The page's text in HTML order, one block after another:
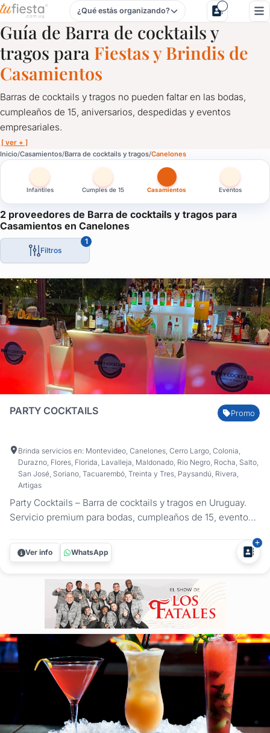
Barra de cocktails y tragos para Casamientos en Canelones
¿Qué estás organizando?
Guía de Barra de cocktails y
tragos para Fiestas y Brindis de
Casamientos
Barras de cocktails y tragos no pueden faltar en las bodas,
cumpleaños de 15, aniversarios, despedidas y eventos
empresariales.
[ ver + ]
Inicio Casamientos Barra de cocktails y tragos Canelones
Infantiles Cumples de 15 Casamientos Eventos
2 proveedores de Barra de cocktails y tragos para
Casamientos en Canelones
Filtros
1
PARTY COCKTAILS Promo
Brinda servicios en: Montevideo, Canelones, Cerro Largo, Colonia,
Durazno, Flores, Florida, Lavalleja, Maldonado, Río Negro, Rocha, Salto,
San José, Soriano, Tacuarembó, Treinta y Tres, Paysandú, Rivera,
Artigas
Party Cocktails – Barra de cocktails y tragos en Uruguay.
Servicio premium para bodas, cumpleaños de 15, eventos
autor. ¿Buscás profesionalismo y sabor en tu próximo
evento? Party Cocktails es la solución integral en barras
Ver info WhatsApp
Barra de cocktails y tragos para Casamientos en Canelones
Barras de cocktails y tragos no pueden faltar en las bodas,
Una solución ideal para que tus invitados tengan libertad al
Solicitá cotización a proveedores de cocktails y tragos en tu
Ideal para casamientos, bodas, eventos empresariales y de fin